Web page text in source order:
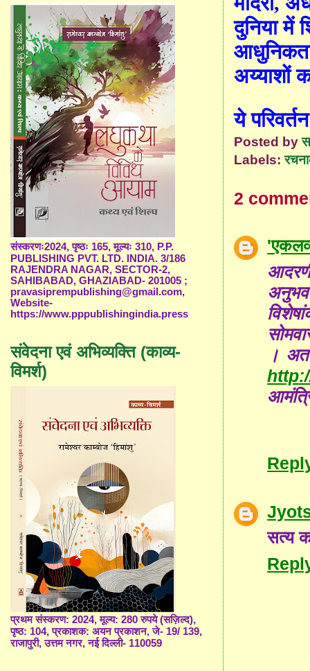
दुनिया में
अय्याशों
ये
Posted by
Labels:
2
।
सत्य
संस्करणः2024, पृष्ठः 165, मूल्यः 310, P.P.
PUBLISHING PVT. LTD. INDIA. 3/186
RAJENDRA NAGAR, SECTOR-2,
SAHIBABAD, GHAZIABAD- 201005 ;
pravasiprempublishing@gmail.com,
Website-
https://www.pppublishingindia.press
संवेदना एवं अभिव्यक्ति (काव्य-
विमर्श)
प्रथम संस्करण: 2024, मूल्य: 280 रुपये (सज़िल्द),
पृष्ठ: 104, प्रकाशक: अयन प्रकाशन, जे- 19/ 139,
राजापुरी, उत्तम नगर, नई दिल्ली- 110059